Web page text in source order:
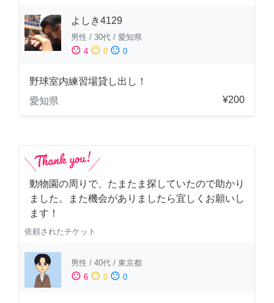
よしき4129
男性 / 30代 / 愛知県
sentiment_satisfied 4 sentiment_neutral 0 sentiment_dissatisfied 0
野球室内練習場貸し出し！
愛知県
¥200
動物園の周りで、たまたま探していたので助かり
ました。また機会がありましたら宜しくお願いし
ます！
依頼されたチケット
男性 / 40代 / 東京都
sentiment_satisfied 6 sentiment_neutral 0 sentiment_dissatisfied 0